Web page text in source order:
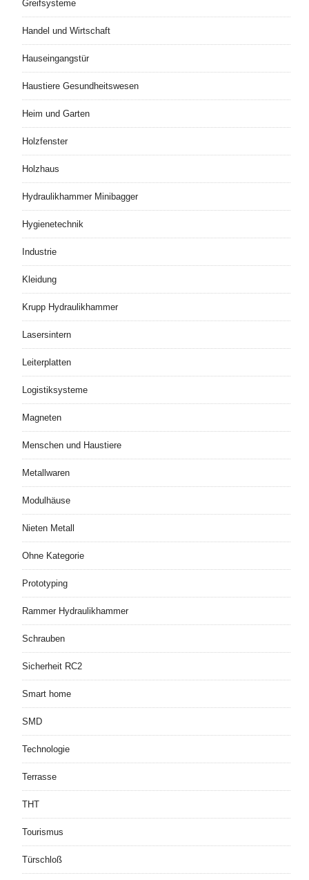
Greifsysteme
Handel und Wirtschaft
Hauseingangstür
Haustiere Gesundheitswesen
Heim und Garten
Holzfenster
Holzhaus
Hydraulikhammer Minibagger
Hygienetechnik
Industrie
Kleidung
Krupp Hydraulikhammer
Lasersintern
Leiterplatten
Logistiksysteme
Magneten
Menschen und Haustiere
Metallwaren
Modulhäuse
Nieten Metall
Ohne Kategorie
Prototyping
Rammer Hydraulikhammer
Schrauben
Sicherheit RC2
Smart home
SMD
Technologie
Terrasse
THT
Tourismus
Türschloß